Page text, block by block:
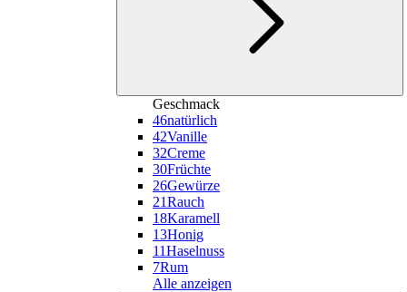
Geschmack
46natürlich
42Vanille
32Creme
30Früchte
26Gewürze
21Rauch
18Karamell
13Honig
11Haselnuss
7Rum
Alle anzeigen